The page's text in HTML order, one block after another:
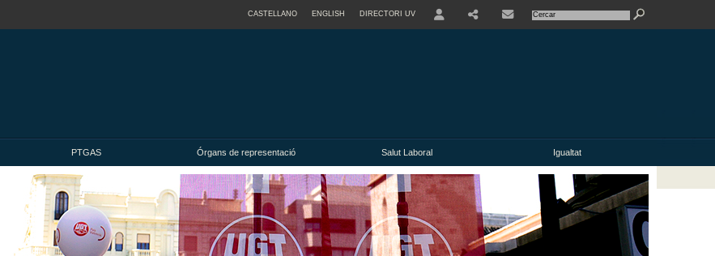
CASTELLANO ENGLISH DIRECTORI UV
PTGAS Órgans de representació Salut Laboral Igualtat